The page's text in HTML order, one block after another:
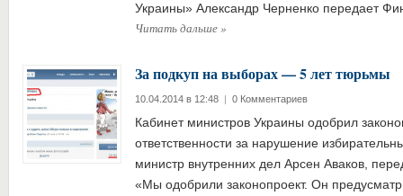
Украины» Александр Черненко передает
Читать дальше»
За подкуп на выборах — 5 лет тюрьмы
10.04.2014 в 12:48 | 0 Комментариев
Кабинет министров Украины одобрил
ответственности за нарушение
министр внутренних дел Арсен Аваков,
«Мы одобрили законопроект. Он